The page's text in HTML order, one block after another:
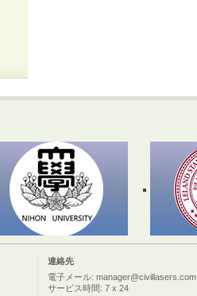
連絡先
電子メール: manager@civillasers.com
サービス時間: 7 x 24